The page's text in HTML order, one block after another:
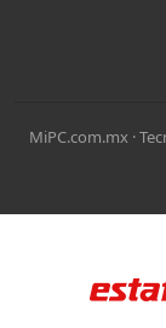
MiPC.com.mx ·